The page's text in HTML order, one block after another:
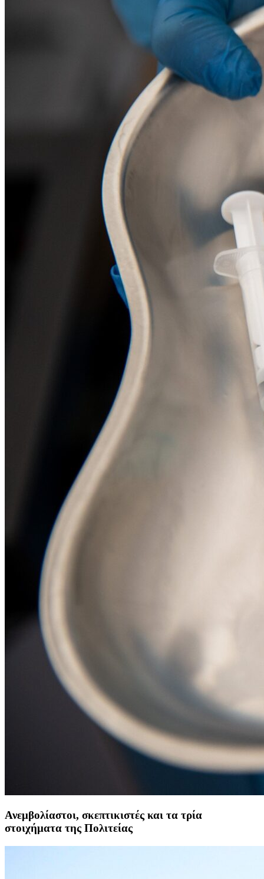
Ανεμβολίαστοι, σκεπτικιστές και τα τρία
στοιχήματα της Πολιτείας